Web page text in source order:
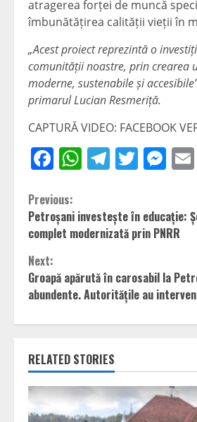
atragerea forței de muncă
îmbunătățirea calității vieții în
„Acest proiect reprezintă o
comunității noastre, prin crearea
moderne, sustenabile și
primarul Lucian Resmeriță.
CAPTURĂ VIDEO: FACEBOOK
Facebook
WhatsApp
Telegram
Twitter
Continue
Reading
Previous:
Petroșani investește în educație:
complet modernizată prin PNRR
Next:
Groapă apărută în carosabil la
abundente. Autoritățile au
RELATED STORIES